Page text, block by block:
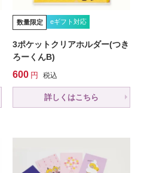
数量限定 eギフト対応
3ポケットクリアホルダー(つき
ろーくんB)
600 税込
詳しくはこちら